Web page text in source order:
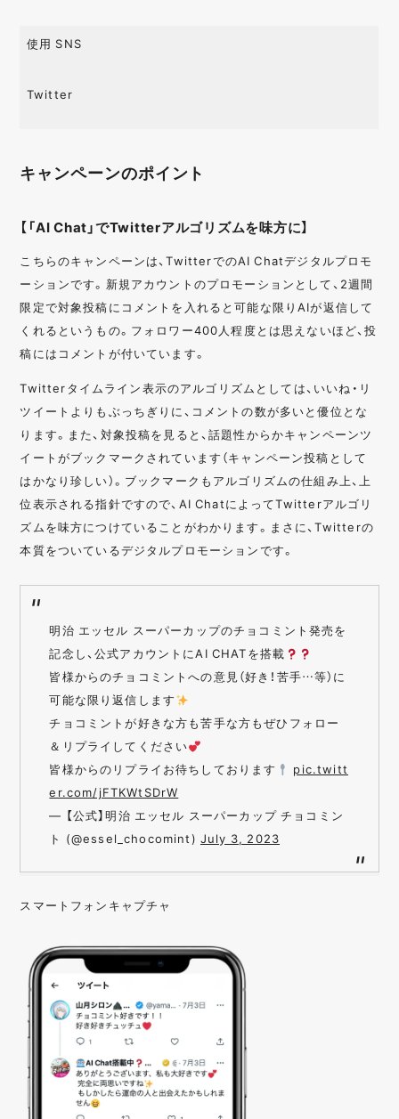
使用 SNS
Twitter
キャンペーンのポイント
【「AI Chat」でTwitterアルゴリズムを味方に】
こちらのキャンペーンは、TwitterでのAI Chatデジタルプロモ
ーションです。新規アカウントのプロモーションとして、2週間
限定で対象投稿にコメントを入れると可能な限りAIが返信して
くれるというもの。フォロワー400人程度とは思えないほど、投
稿にはコメントが付いています。
Twitterタイムライン表示のアルゴリズムとしては、いいね・リ
ツイートよりもぶっちぎりに、コメントの数が多いと優位とな
ります。また、対象投稿を見ると、話題性からかキャンペーンツ
イートがブックマークされています（キャンペーン投稿として
はかなり珍しい）。ブックマークもアルゴリズムの仕組み上、上
位表示される指針ですので、AI ChatによってTwitterアルゴリ
ズムを味方につけていることがわかります。まさに、Twitterの
本質をついているデジタルプロモーションです。
明治 エッセル スーパーカップのチョコミント発売を
記念し、公式アカウントにAI CHATを搭載
皆様からのチョコミントへの意見（好き！苦手…等）に
可能な限り返信します
チョコミントが好きな方も苦手な方もぜひフォロー
＆リプライしてください
皆様からのリプライお待ちしております
pic.twitt
er.com/jFTKWtSDrW
— 【公式】明治 エッセル スーパーカップ チョコミン
ト (@essel_chocomint) July 3, 2023
スマートフォンキャプチャ